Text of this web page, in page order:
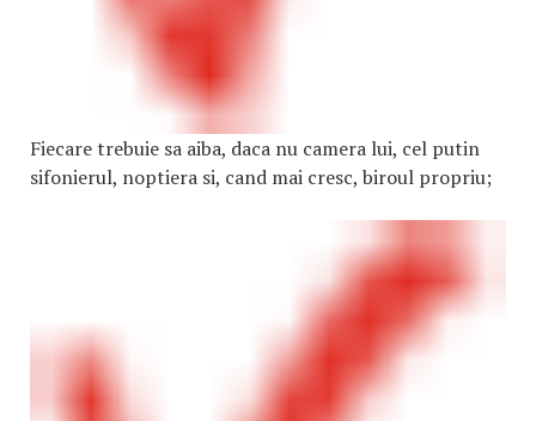
Fiecare trebuie sa aiba, daca nu camera lui, cel putin
sifonierul, noptiera si, cand mai cresc, biroul propriu;